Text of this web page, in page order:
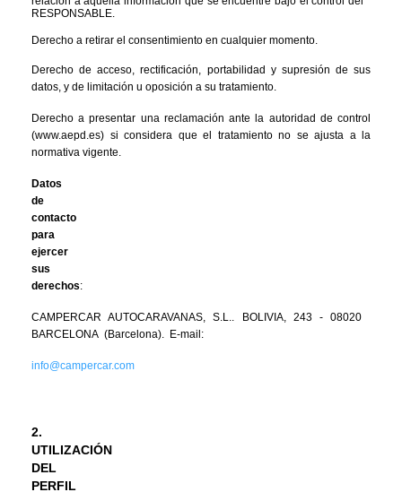
RESPONSABLE.
Derecho a retirar el consentimiento en cualquier momento.
Derecho de acceso, rectificación, portabilidad y supresión de sus
datos, y de limitación u oposición a su tratamiento.
Derecho a presentar una reclamación ante la autoridad de control
(www.aepd.es) si considera que el tratamiento no se ajusta a la
normativa vigente.
Datos
de
contacto
para
ejercer
sus
derechos:
CAMPERCAR  AUTOCARAVANAS,  S.L..  BOLIVIA,  243  -  08020
BARCELONA  (Barcelona).  E-mail:
info@campercar.com
2.
UTILIZACIÓN
DEL
PERFIL